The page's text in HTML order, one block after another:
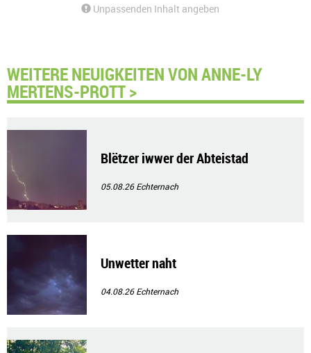
Unpassenden Inhalt angeben
WEITERE NEUIGKEITEN VON ANNE-LY
MERTENS-PROTT >
Blëtzer iwwer der Abteistad
05.08.26Echternach
Unwetter naht
04.08.26Echternach